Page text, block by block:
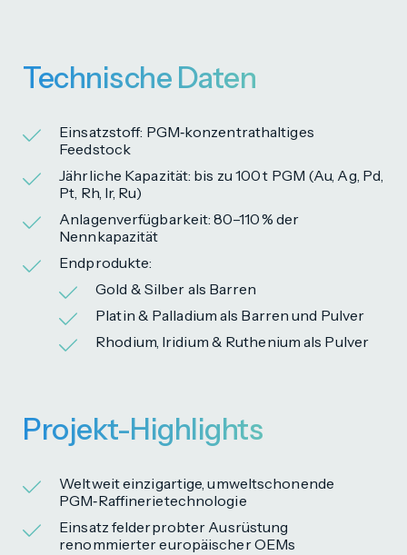
Technische Daten
Einsatzstoff: PGM‑konzentrat­haltiges
Feedstock
Jährliche Kapazität: bis zu 100 t PGM (Au, Ag, Pd,
Pt, Rh, Ir, Ru)
Anlagenverfügbarkeit: 80–110 % der
Nennkapazität
Endprodukte:
Gold & Silber als Barren
Platin & Palladium als Barren und Pulver
Rhodium, Iridium & Ruthenium als Pulver
Projekt-Highlights
Weltweit einzigartige, umwelt­schonende
PGM‑Raffinerie­technologie
Einsatz feld­erprobter Ausrüstung
renommierter europäischer OEMs